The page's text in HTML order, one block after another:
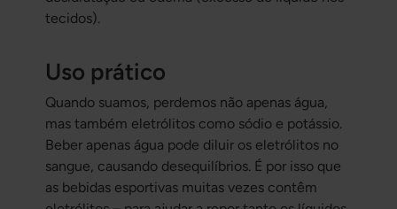
tecidos).
Uso prático
Quando suamos, perdemos não apenas água,
mas também eletrólitos como sódio e potássio.
Beber apenas água pode diluir os eletrólitos no
sangue, causando desequilíbrios. É por isso que
as bebidas esportivas muitas vezes contêm